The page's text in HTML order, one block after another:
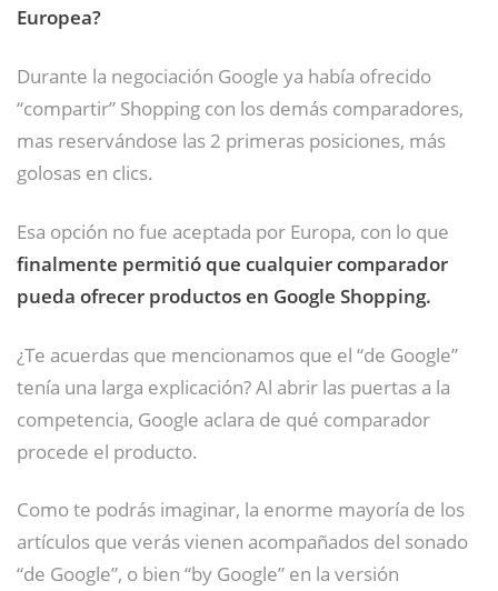
Europea?
Durante la negociación Google ya había ofrecido
“compartir” Shopping con los demás comparadores,
mas reservándose las 2 primeras posiciones, más
golosas en clics.
Esa opción no fue aceptada por Europa, con lo que
finalmente permitió que cualquier comparador
pueda ofrecer productos en Google Shopping.
¿Te acuerdas que mencionamos que el “de Google”
tenía una larga explicación? Al abrir las puertas a la
competencia, Google aclara de qué comparador
procede el producto.
Como te podrás imaginar, la enorme mayoría de los
artículos que verás vienen acompañados del sonado
“de Google”, o bien “by Google” en la versión